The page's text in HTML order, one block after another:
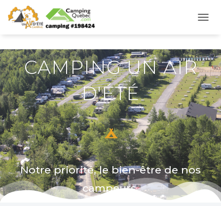
L
I
E
R
L
A
A
V
I
G
A
T
I
O
CAMPING UN AIR
D'ÉTÉ
Notre priorité, le bien-être de nos
campeurs.